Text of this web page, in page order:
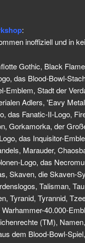
:
inoffiziell und in
Gothic, Black
das Blood-Bowl-
Emblem, Stadt der
Adlers, 'Eavy
das Fanatic-II-Logo,
Gorkamorka, der
das Inquisitor-
Marauder,
Logo, das
Skaven, die Skaven-
Talisman,
Tyranid, Tyrannid,
40.000-
(TM),
dem Blood-Bowl-